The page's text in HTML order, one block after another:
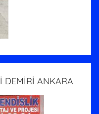
DEMİRİ ANKARA